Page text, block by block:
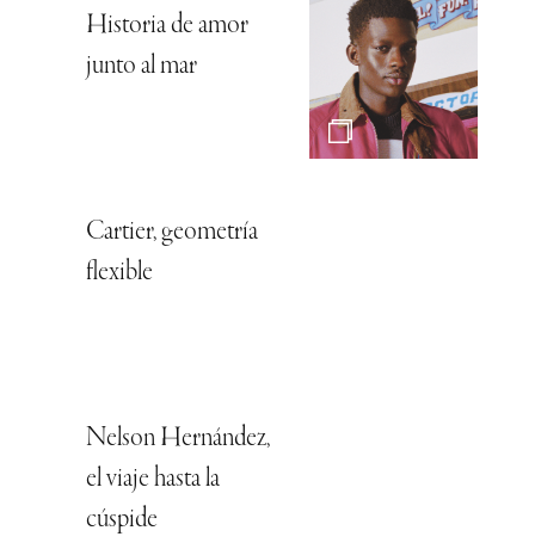
Historia de amor
junto al mar
Cartier, geometría
flexible
Nelson Hernández,
el viaje hasta la
cúspide